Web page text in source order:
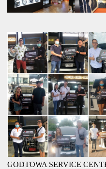
GODTOWA SERVICE